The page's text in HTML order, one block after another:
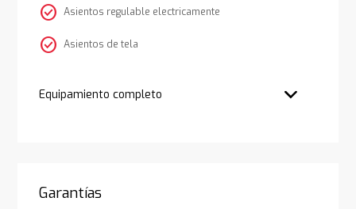
check_circle Asientos regulable electricamente
check_circle Asientos de tela
Equipamiento completo
Garantías